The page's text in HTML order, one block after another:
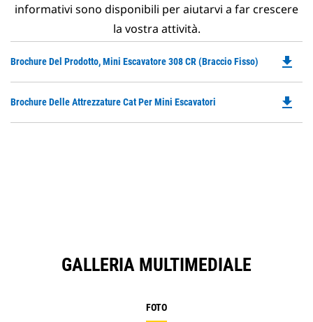
informativi sono disponibili per aiutarvi a far crescere
la vostra attività.
Brochure Del Prodotto, Mini Escavatore 308 CR (Braccio Fisso)
a
file_download
Brochure Delle Attrezzature Cat Per Mini Escavatori file_download
GALLERIA MULTIMEDIALE
FOTO